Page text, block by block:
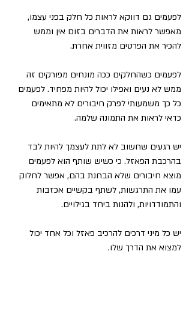
לפעמים גם דווקא לראות כל חלק בפני עצמו,
מאפשר לראות את הדברים בזום אין וממש
להכיר את הפרטים מזווית אחרת.
לפעמים כשהחלקים ככה מונחים מפורקים זה
ממש לא נעים ואפילו יכול להיות מפחיד. לפעמים
כל כך משמעותי לפרק חיבורים לא מתאימים
כדאי לראות את התמונה שלמה.
יש רגעים שחשוב לא לתת לעצמך להיות לבד
בהרכבת הפאזל. כי כשיש שותף הוא לפעמים
מוצא חיבורים שלא הבחנת בהם, אפשר לחלוק
עמו את התרגשות, לשתף בקשיים אכזבות
והתמודדויות, ולהנות ביחד בגילויים.
יש כל מיני דרכים להרכיב פאזל וכל אחד יכול
למצוא את הדרך שלו.